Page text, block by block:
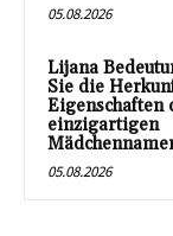
05.08.2026
Lijana
Sie die
Eigenschaften
einzigartigen
05.08.2026